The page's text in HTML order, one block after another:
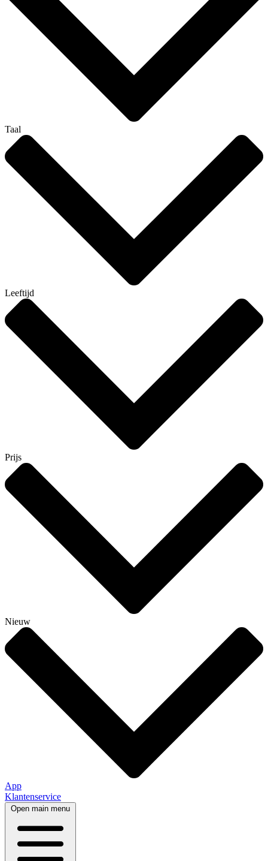
Taal
Leeftijd
Prijs
Nieuw
App
Klantenservice
Open main menu